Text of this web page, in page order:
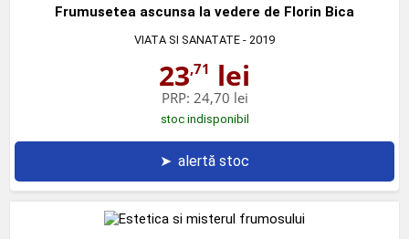
Frumusetea ascunsa la vedere de Florin Bica
VIATA SI SANATATE - 2019
23,71 lei
PRP: 24,70 lei
stoc indisponibil
➤ alertă stoc